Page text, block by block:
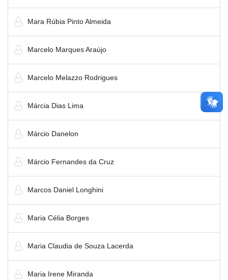
Mara Rúbia Pinto Almeida
Marcelo Marques Araújo
Marcelo Melazzo Rodrigues
Márcia Dias Lima
Márcio Danelon
Márcio Fernandes da Cruz
Marcos Daniel Longhini
Maria Célia Borges
Maria Claudia de Souza Lacerda
Maria Irene Miranda